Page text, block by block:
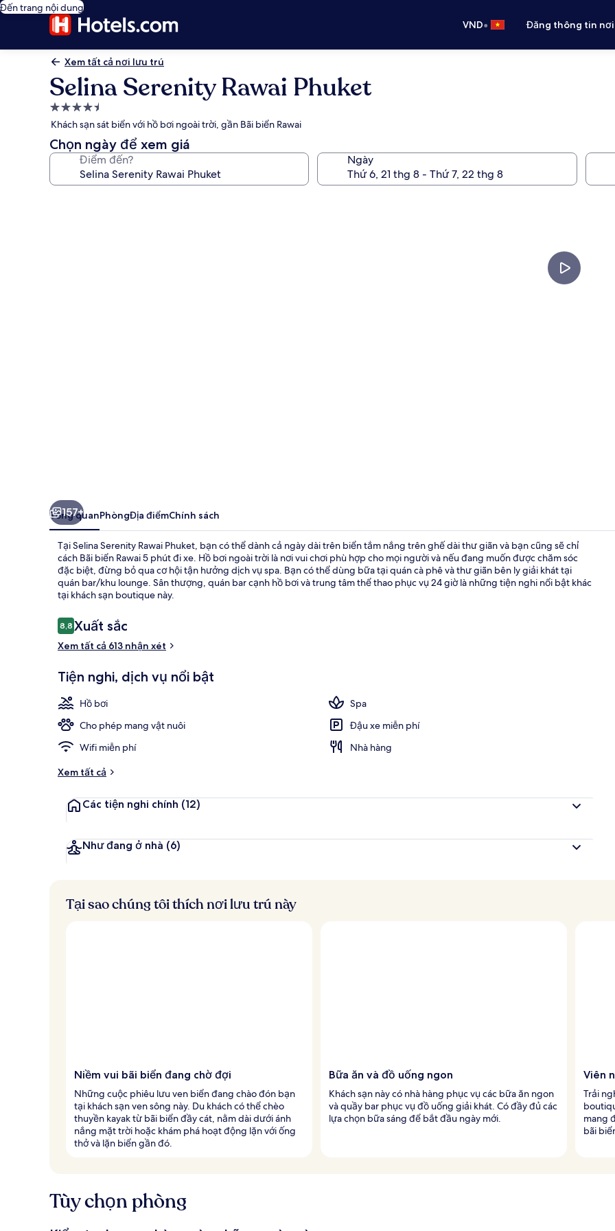
Đến trang nội dung
VND• Đăng thông tin
Xem tất cả nơi lưu trú
Selina Serenity Rawai Phuket
Nơi
lưu
trú
4.5
Khách sạn sát biển với hồ bơi ngoài trời, gần Bãi biển Rawai
Chọn ngày để xem giá
Điểm đến? Ngày
Premium
157+
Tổng quanPhòngĐịa điểmChính sách
Tại Selina Serenity Rawai Phuket, bạn có thể dành cả ngày dài trên biển tắm nắng trên ghế dài thư giãn và bạn cũng sẽ chỉ
cách Bãi biển Rawai 5 phút đi xe. Hồ bơi ngoài trời là nơi vui chơi phù hợp cho mọi người và nếu đang muốn được chăm sóc
đặc biệt, đừng bỏ qua cơ hội tận hưởng dịch vụ spa. Bạn có thể dùng bữa tại quán cà phê và thư giãn bên ly giải khát tại
quán bar/khu lounge. Sân thượng, quán bar cạnh hồ bơi và trung tâm thể thao phục vụ 24 giờ là những tiện nghi nổi bật khác
tại khách sạn boutique này.
Nhận
xét
8,88,8 trên 10,
Xuất sắc
Xem tất cả 613 nhận xét
Tiện nghi, dịch vụ nổi bật
Hồ bơi
Spa
Cho phép mang vật nuôi
Đậu xe miễn phí
Wifi miễn phí
Nhà hàng
Xem tất cả
Các tiện nghi chính (12)
Như đang ở nhà (6)
Tại sao chúng tôi thích nơi lưu trú này
Niềm vui bãi biển đang chờ đợi
Những cuộc phiêu lưu ven biển đang chào đón bạn
tại khách sạn ven sông này. Du khách có thể chèo
thuyền kayak từ bãi biển đầy cát, nằm dài dưới ánh
nắng mặt trời hoặc khám phá hoạt động lặn với ống
thở và lặn biển gần đó.
Bữa ăn và đồ uống ngon
Khách sạn này có nhà hàng phục vụ các bữa ăn ngon
và quầy bar phục vụ đồ uống giải khát. Có đầy đủ các
lựa chọn bữa sáng để bắt đầu ngày mới.
Viên
Trải
mang
bãi
Tùy chọn phòng